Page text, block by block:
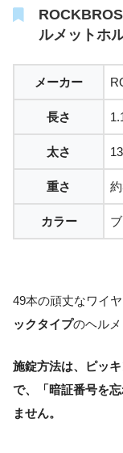
ルメットホ
メーカー
長さ
太さ
重さ
カラー
49本の頑丈なワイヤ
ックタイプのヘルメ
施錠方法は、ピッ
で、「暗証番号を
ません。